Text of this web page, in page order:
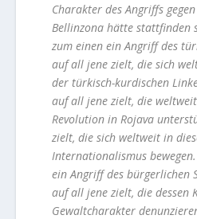
Charakter des Angriffs
Bellinzona hätte stattfinden
zum einen ein Angriff des
auf all jene zielt, die sich
der türkisch-kurdischen
auf all jene zielt, die
Revolution in Rojava
zielt, die sich weltweit in
Internationalismus
ein Angriff des bürgerlichen
auf all jene zielt, die dessen
Gewaltcharakter